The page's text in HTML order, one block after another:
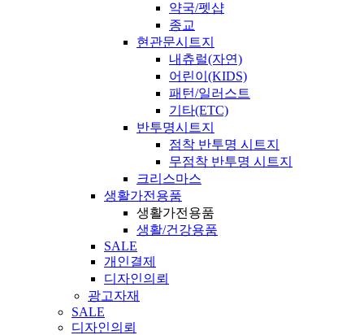
약국/펫샵
종교
현관문시트지
내츄럴(자연)
어린이(KIDS)
패턴/일러스트
기타(ETC)
반투명시트지
점착 반투명 시트지
무점착 반투명 시트지
크리스마스
생활가전용품
생활가전용품
생활/건강용품
SALE
개인결제
디자인의뢰
광고자재
SALE
디자인의뢰